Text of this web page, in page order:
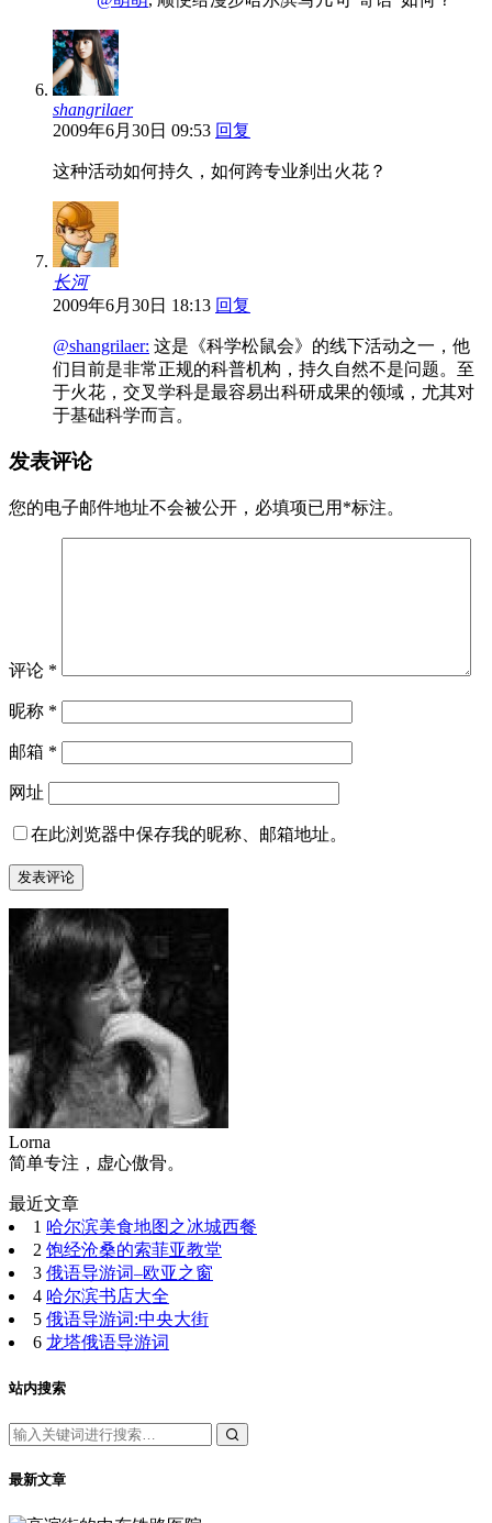
shangrilaer
2009年6月30日 09:53 回复
这种活动如何持久，如何跨专业刹出火花？
长河
2009年6月30日 18:13 回复
@shangrilaer: 这是《科学松鼠会》的线下活动之一，他
们目前是非常正规的科普机构，持久自然不是问题。至
于火花，交叉学科是最容易出科研成果的领域，尤其对
于基础科学而言。
发表评论
您的电子邮件地址不会被公开， 必填项已用 *标注。
评论 *
昵称 *
邮箱 *
网址
在此浏览器中保存我的昵称、邮箱地址。
Lorna
简单专注，虚心傲骨。
最近文章
1 哈尔滨美食地图之冰城西餐
2 饱经沧桑的索菲亚教堂
3 俄语导游词–欧亚之窗
4 哈尔滨书店大全
5 俄语导游词:中央大街
6 龙塔俄语导游词
站内搜索
最新文章